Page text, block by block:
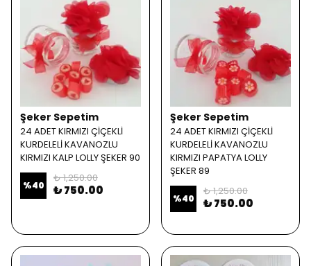
Şeker Sepetim
24 ADET KIRMIZI ÇİÇEKLİ
KURDELELİ KAVANOZLU
KIRMIZI KALP LOLLY ŞEKER 90
%40
₺ 1,250.00
₺ 750.00
Şeker Sepetim
24 ADET KIRMIZI ÇİÇEKLİ
KURDELELİ KAVANOZLU
KIRMIZI PAPATYA LOLLY
ŞEKER 89
%40
₺ 1,250.00
₺ 750.00